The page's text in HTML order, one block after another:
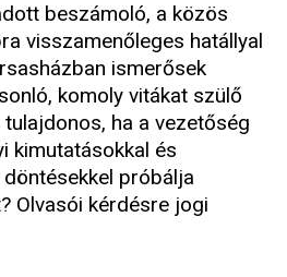
beszámoló, a közös
visszamenőleges hatállyal
ismerősek
komoly vitákat szülő
ha a vezetőség
kimutatásokkal és
próbálja
Olvasói kérdésre jogi